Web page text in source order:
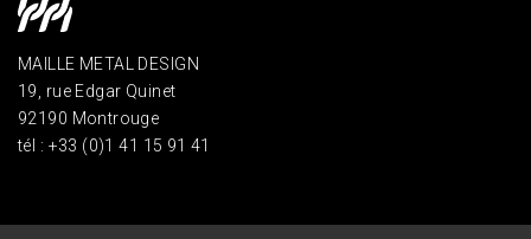
MAILLE METAL DESIGN
19, rue Edgar Quinet
92190 Montrouge
tél : +33 (0)1 41 15 91 41